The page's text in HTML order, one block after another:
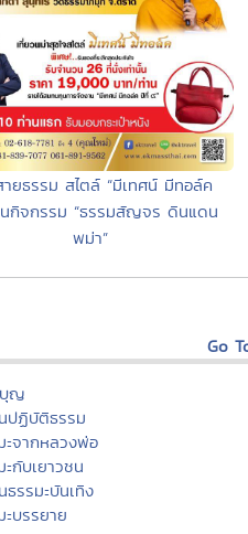
ยธรรม สไตล์ “มีเทศน์ มีทอล์ค
นกิจกรรม “ธรรมสัญจร ดินแดน
พม่า”
Go
ญ
ปฏิบัติธรรม
ะจากหลวงพ่อ
ะกับเยาวชน
ธรรมะบันเทิง
ะบรรยาย